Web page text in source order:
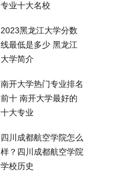
专业十大名校
2023黑龙江大学分数
线最低是多少 黑龙江
大学简介
南开大学热门专业排名
前十 南开大学最好的
十大专业
四川成都航空学院怎么
样？四川成都航空学院
学校历史